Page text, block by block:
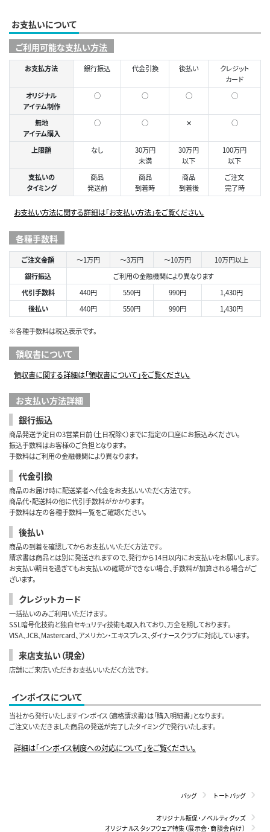
お支払いについて
ご利用可能な支払い方法
お支払方法 銀行振込 代金引換 後払い
クレジット
カード
オリジナル
アイテム制作
○ ○ ○ ◯
無地
アイテム購入
○ ○ ✕ ○
上限額 なし
30万円
未満
30万円
以下
100万円
以下
支払いの
タイミング
商品
発送前
商品
到着時
商品
到着後
ご注文
完了時
お支払い方法に関する詳細は「お支払い方法」をご覧ください。
各種手数料
ご注文金額 ～1万円 ～3万円 ～10万円
10万円以上
銀行振込
ご利用の金融機関により異なります
代引手数料
440円 550円 990円
1,430円
後払い
440円 550円 990円 1,430円
※各種手数料は税込表示です。
領収書について
領収書に関する詳細は「領収書について」をご覧ください。
お支払い方法詳細
銀行振込
商品発送予定日の3営業日前（土日祝除く）までに指定の口座にお振込みください。
振込手数料はお客様のご負担となります。
手数料はご利用の金融機関により異なります。
代金引換
商品のお届け時に配送業者へ代金をお支払いいただく方法です。
商品代・配送料の他に代引手数料がかかります。
手数料は左の各種手数料一覧をご確認ください。
後払い
商品の到着を確認してからお支払いいただく方法です。
請求書は商品とは別に発送されますので、発行から14日以内にお支払いをお願いします。
お支払い期日を過ぎてもお支払いの確認ができない場合、手数料が加算される場合がご
ざいます。
クレジットカード
一括払いのみご利用いただけます。
SSL暗号化技術と独自セキュリティ技術も取入れており、万全を期しております。
VISA、JCB、Mastercard、アメリカン・エキスプレス、ダイナースクラブに対応しています。
来店支払い（現金）
店舗にご来店いただきお支払いいただく方法です。
インボイスについて
当社から発行いたしますインボイス（適格請求書）は「購入明細書」となります。
ご注文いただきました商品の発送が完了したタイミングで発行いたします。
詳細は「インボイス制度への対応について」をご覧ください。
バッグ トートバッグ
オリジナル販促・ノベルティグッズ
オリジナルスタッフウェア特集（展示会・商談会向け）